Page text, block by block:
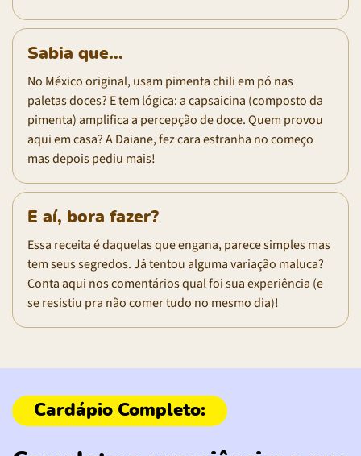
Sabia que...
No México original, usam pimenta chili em pó nas
paletas doces? E tem lógica: a capsaicina (composto da
pimenta) amplifica a percepção de doce. Quem provou
aqui em casa? A Daiane, fez cara estranha no começo
mas depois pediu mais!
E aí, bora fazer?
Essa receita é daquelas que engana, parece simples mas
tem seus segredos. Já tentou alguma variação maluca?
Conta aqui nos comentários qual foi sua experiência (e
se resistiu pra não comer tudo no mesmo dia)!